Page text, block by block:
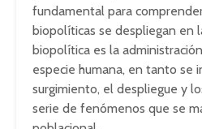
fundamental para
biopolíticas se despliegan en
biopolítica es la
especie humana, en tanto se
surgimiento, el despliegue y
serie de fenómenos que se